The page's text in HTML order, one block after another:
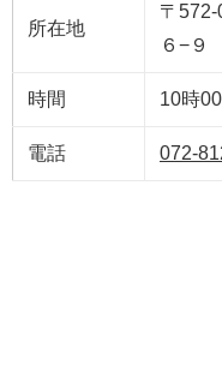
所在地
〒572-
６−９
時間 10時
電話 072-